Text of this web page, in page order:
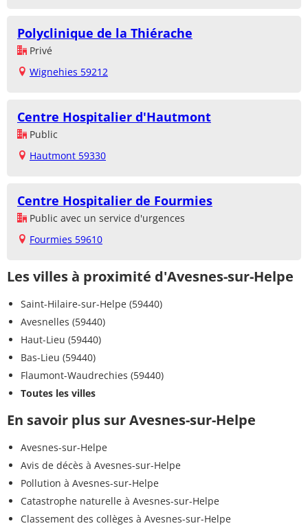
Polyclinique de la Thiérache
Privé
Wignehies 59212
Centre Hospitalier d'Hautmont
Public
Hautmont 59330
Centre Hospitalier de Fourmies
Public avec un service d'urgences
Fourmies 59610
Les villes à proximité d'Avesnes-sur-Helpe
Saint-Hilaire-sur-Helpe (59440)
Avesnelles (59440)
Haut-Lieu (59440)
Bas-Lieu (59440)
Flaumont-Waudrechies (59440)
Toutes les villes
En savoir plus sur Avesnes-sur-Helpe
Avesnes-sur-Helpe
Avis de décès à Avesnes-sur-Helpe
Pollution à Avesnes-sur-Helpe
Catastrophe naturelle à Avesnes-sur-Helpe
Classement des collèges à Avesnes-sur-Helpe